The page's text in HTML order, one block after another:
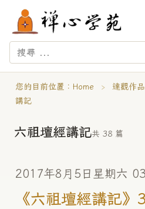
您的目前位置： Home › 達觀作品
講記
六祖壇經講記共 38 篇
2017年8月5日星期六
《六祖壇經講記》